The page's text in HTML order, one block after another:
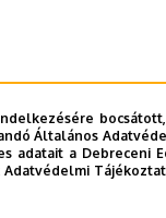
Általános
adatait a
Adatvédelmi